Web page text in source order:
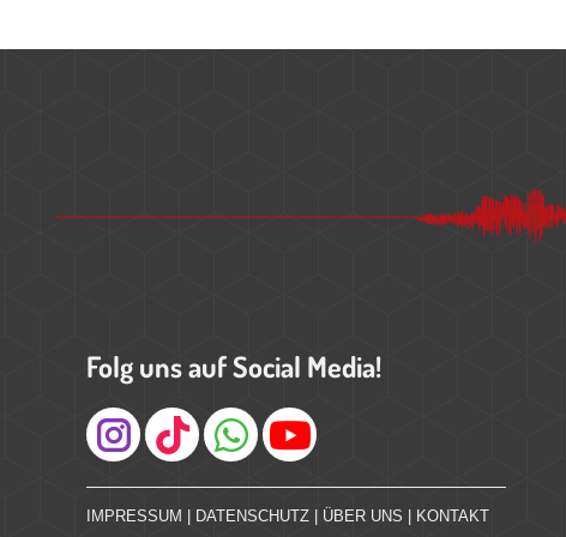
Folg uns auf Social Media!
Instagram
IMPRESSUM DATENSCHUTZ ÜBER UNS KONTAKT